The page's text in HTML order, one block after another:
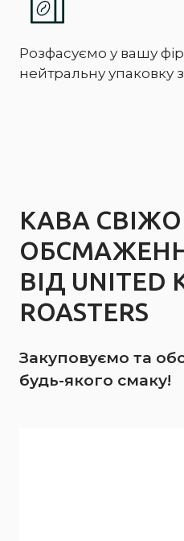
Розфасуємо у вашу
нейтральну упаковку
КАВА
ВІД UNITED
ROASTERS
Закуповуємо та
будь-якого смаку!